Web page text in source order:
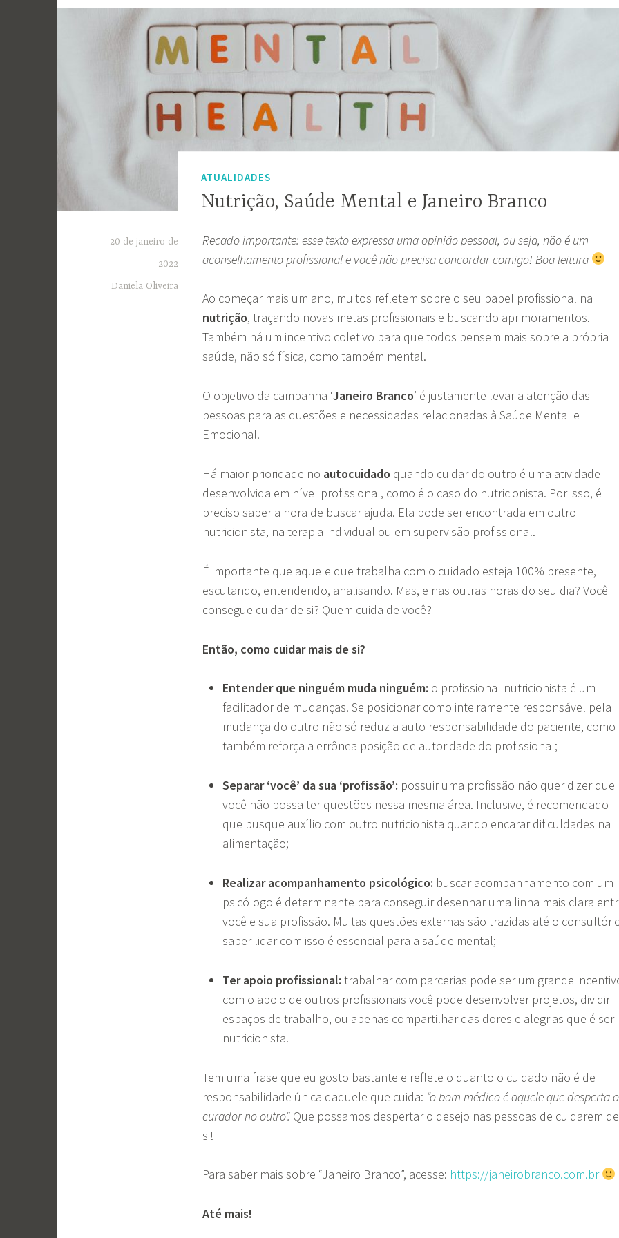
ATUALIDADES
Nutrição, Saúde Mental e Janeiro Branco
20 de janeiro de
2022
Daniela Oliveira
Recado importante: esse texto expressa uma opinião pessoal, ou seja, não é um
aconselhamento profissional e você não precisa concordar comigo! Boa leitura
Ao começar mais um ano, muitos refletem sobre o seu papel profissional na
nutrição, traçando novas metas profissionais e buscando aprimoramentos.
Também há um incentivo coletivo para que todos pensem mais sobre a própria
saúde, não só física, como também mental.
O objetivo da campanha ‘Janeiro Branco’ é justamente levar a atenção das
pessoas para as questões e necessidades relacionadas à Saúde Mental e
Emocional.
Há maior prioridade no autocuidado quando cuidar do outro é uma atividade
desenvolvida em nível profissional, como é o caso do nutricionista. Por isso, é
preciso saber a hora de buscar ajuda. Ela pode ser encontrada em outro
nutricionista, na terapia individual ou em supervisão profissional.
É importante que aquele que trabalha com o cuidado esteja 100% presente,
escutando, entendendo, analisando. Mas, e nas outras horas do seu dia? Você
consegue cuidar de si? Quem cuida de você?
Então, como cuidar mais de si?
Entender que ninguém muda ninguém: o profissional nutricionista é um
facilitador de mudanças. Se posicionar como inteiramente responsável pela
mudança do outro não só reduz a auto responsabilidade do paciente, como
também reforça a errônea posição de autoridade do profissional;
Separar ‘você’ da sua ‘profissão’: possuir uma profissão não quer dizer que
você não possa ter questões nessa mesma área. Inclusive, é recomendado
que busque auxílio com outro nutricionista quando encarar dificuldades na
alimentação;
Realizar acompanhamento psicológico: buscar acompanhamento com um
psicólogo é determinante para conseguir desenhar uma linha mais clara
você e sua profissão. Muitas questões externas são trazidas até o
saber lidar com isso é essencial para a saúde mental;
Ter apoio profissional: trabalhar com parcerias pode ser um grande
com o apoio de outros profissionais você pode desenvolver projetos, dividir
espaços de trabalho, ou apenas compartilhar das dores e alegrias que é ser
nutricionista.
Tem uma frase que eu gosto bastante e reflete o quanto o cuidado não é de
responsabilidade única daquele que cuida: “o bom médico é aquele que desperta o
curador no outro”. Que possamos despertar o desejo nas pessoas de cuidarem de
si!
Para saber mais sobre “Janeiro Branco”, acesse: https://janeirobranco.com.br
Até mais!